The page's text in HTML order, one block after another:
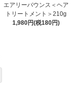
エアリーバウンス＜ヘア
トリートメント＞210g
1,980円(税180円)